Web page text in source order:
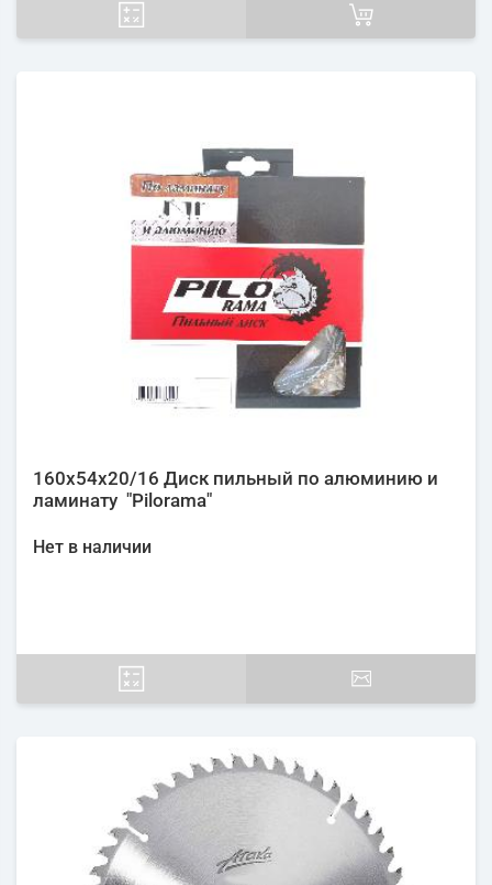
160х54х20/16 Диск пильный по алюминию и
ламинату "Pilorama"
Нет в наличии